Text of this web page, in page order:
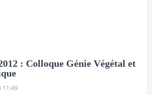
: Colloque Génie Végétal et
11:49